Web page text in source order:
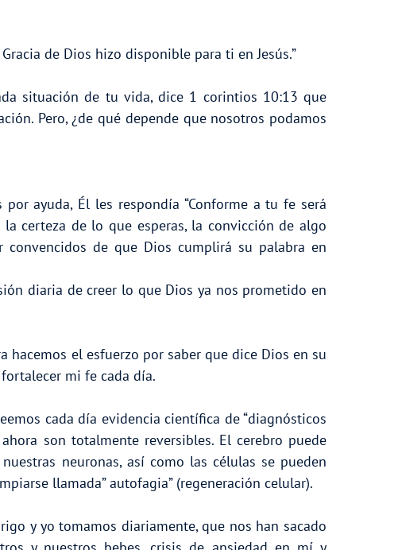
de Dios hizo disponible para ti en Jesús.”
situación de tu vida, dice 1 corintios 10:13 que
Pero, ¿de qué depende que nosotros podamos
por ayuda, Él les respondía “Conforme a tu fe será
certeza de lo que esperas, la convicción de algo
convencidos de que Dios cumplirá su palabra en
diaria de creer lo que Dios ya nos prometido en
hacemos el esfuerzo por saber que dice Dios en su
mi fe cada día.
cada día evidencia científica de “diagnósticos
son totalmente reversibles. El cerebro puede
neuronas, así como las células se pueden
llamada” autofagia” (regeneración celular).
y yo tomamos diariamente, que nos han sacado